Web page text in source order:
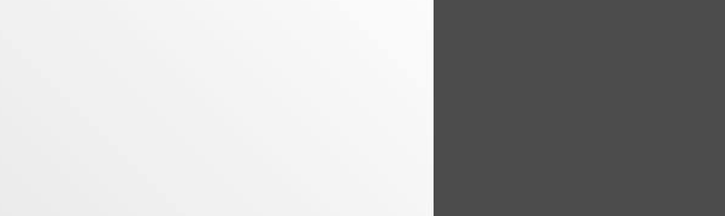
und Ostsee und vom gesunkenen